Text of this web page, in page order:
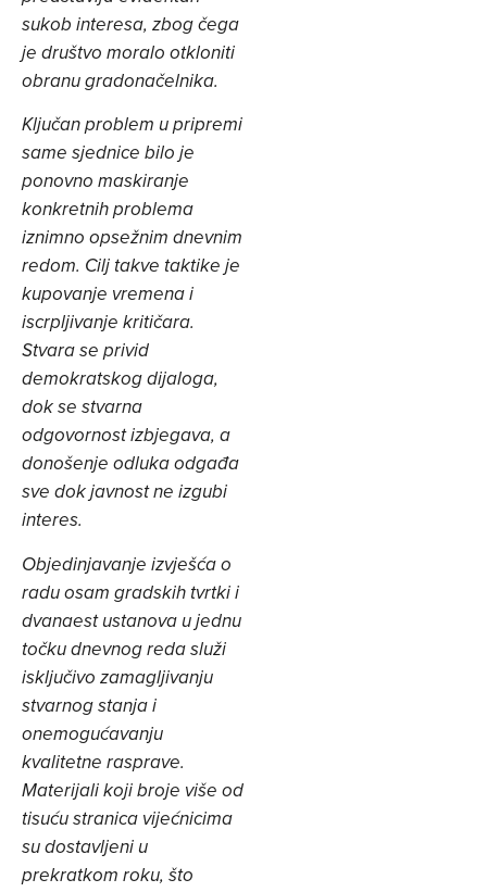
sukob interesa, zbog čega
je društvo moralo otkloniti
obranu gradonačelnika.
Ključan problem u pripremi
same sjednice bilo je
ponovno maskiranje
konkretnih problema
iznimno opsežnim dnevnim
redom. Cilj takve taktike je
kupovanje vremena i
iscrpljivanje kritičara.
Stvara se privid
demokratskog dijaloga,
dok se stvarna
odgovornost izbjegava, a
donošenje odluka odgađa
sve dok javnost ne izgubi
interes.
Objedinjavanje izvješća o
radu osam gradskih tvrtki i
dvanaest ustanova u jednu
točku dnevnog reda služi
isključivo zamagljivanju
stvarnog stanja i
onemogućavanju
kvalitetne rasprave.
Materijali koji broje više od
tisuću stranica vijećnicima
su dostavljeni u
prekratkom roku, što